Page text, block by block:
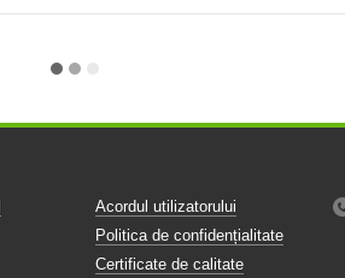
Acordul utilizatorului
Politica de confidențialitate
Certificate de calitate